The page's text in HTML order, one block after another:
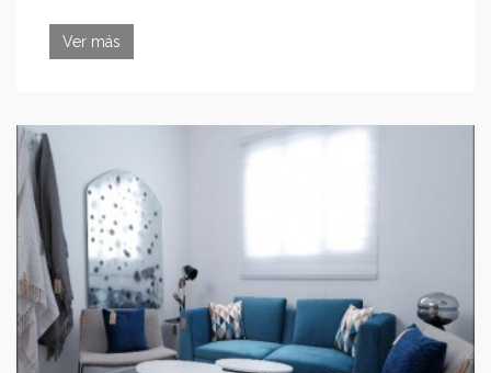
Ver más